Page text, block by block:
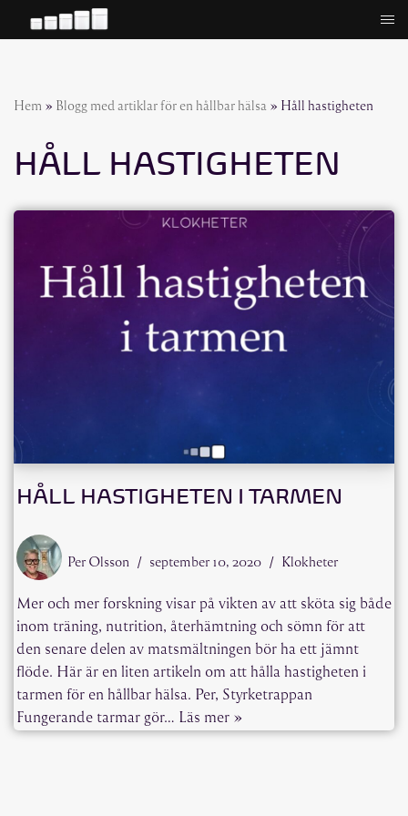
Hem » Blogg med artiklar för en hållbar hälsa » Håll hastigheten
HÅLL HASTIGHETEN
HÅLL HASTIGHETEN I TARMEN
Per Olsson september 10, 2020 Klokheter
Mer och mer forskning visar på vikten av att sköta sig både
inom träning, nutrition, återhämtning och sömn för att
den senare delen av matsmältningen bör ha ett jämnt
flöde. Här är en liten artikeln om att hålla hastigheten i
tarmen för en hållbar hälsa. Per, Styrketrappan
Fungerande tarmar gör… Läs mer »